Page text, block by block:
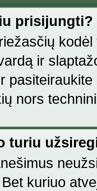
prisijungti?
ir
nors
turiu
kuriuo